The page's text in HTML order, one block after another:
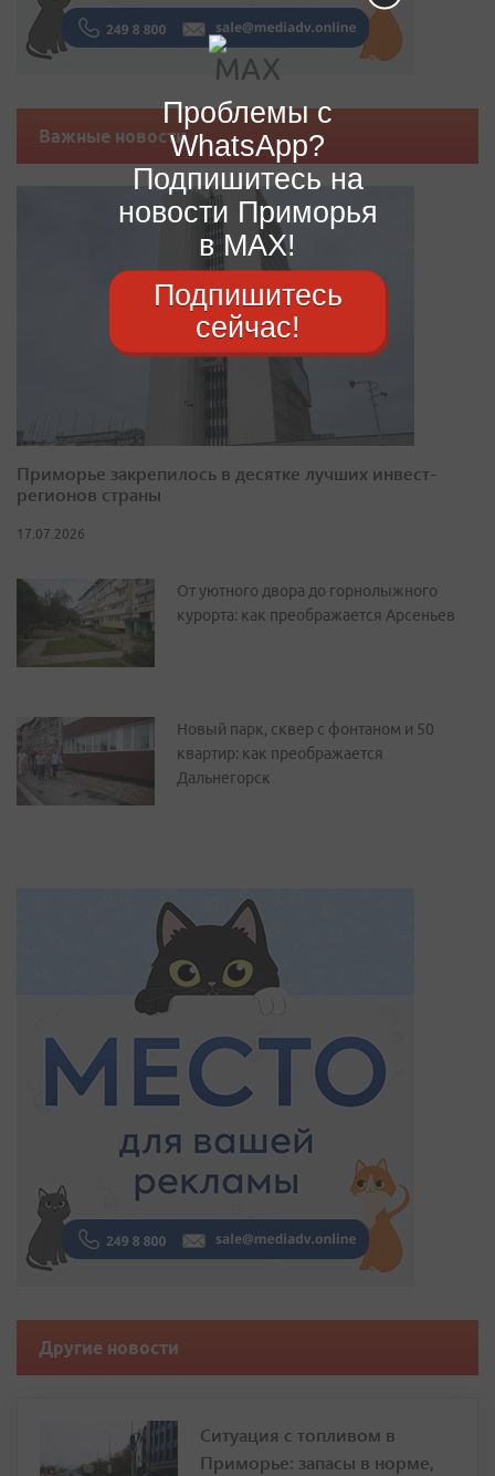
Важные новости
Приморье закрепилось в десятке лучших инвест-
регионов страны
17.07.2026
От уютного двора до горнолыжного
курорта: как преображается Арсеньев
Новый парк, сквер с фонтаном и 50
квартир: как преображается
Дальнегорск
Другие новости
Ситуация с топливом в
Приморье: запасы в норме,
Проблемы с
WhatsApp?
Подпишитесь на
новости Приморья
в MAX!
Подпишитесь
сейчас!